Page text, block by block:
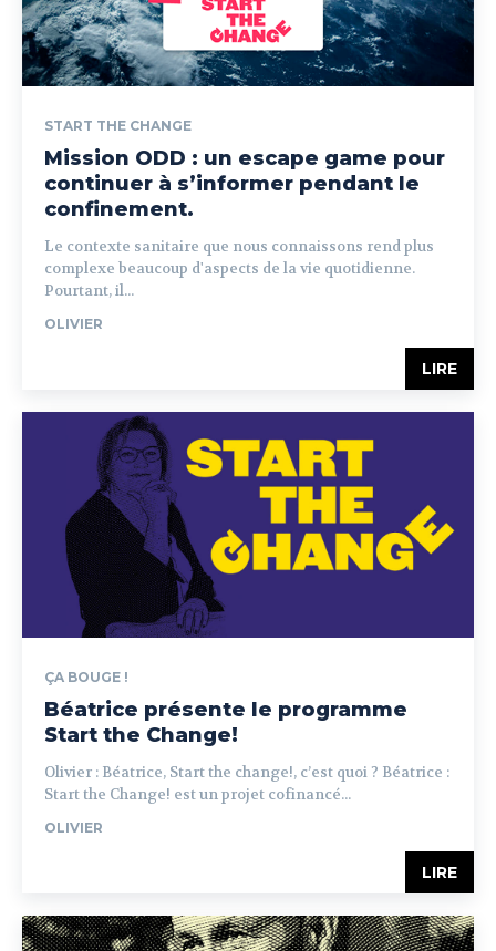
START THE CHANGE
Mission ODD : un escape game pour
continuer à s’informer pendant le
confinement.
Le contexte sanitaire que nous connaissons rend plus
complexe beaucoup d'aspects de la vie quotidienne.
Pourtant, il...
OLIVIER
LIRE
ÇA BOUGE !
Béatrice présente le programme
Start the Change!
Olivier : Béatrice, Start the change!, c’est quoi ? Béatrice :
Start the Change! est un projet cofinancé...
OLIVIER
LIRE